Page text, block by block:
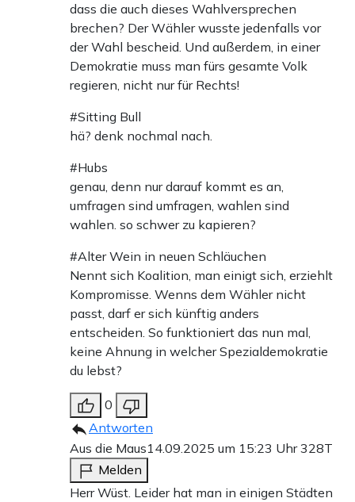
dass die auch dieses Wahlversprechen
brechen? Der Wähler wusste jedenfalls vor
der Wahl bescheid. Und außerdem, in einer
Demokratie muss man fürs gesamte Volk
regieren, nicht nur für Rechts!
#Sitting Bull
hä? denk nochmal nach.
#Hubs
genau, denn nur darauf kommt es an,
umfragen sind umfragen, wahlen sind
wahlen. so schwer zu kapieren?
#Alter Wein in neuen Schläuchen
Nennt sich Koalition, man einigt sich, erziehlt
Kompromisse. Wenns dem Wähler nicht
passt, darf er sich künftig anders
entscheiden. So funktioniert das nun mal,
keine Ahnung in welcher Spezialdemokratie
du lebst?
0
Antworten
Aus die Maus14.09.2025 um 15:23 Uhr328T
Melden
Herr Wüst. Leider hat man in einigen Städten